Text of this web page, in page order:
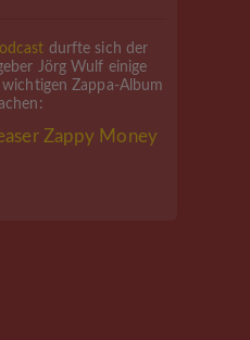
durfte sich der
Jörg Wulf einige
Zappa-Album